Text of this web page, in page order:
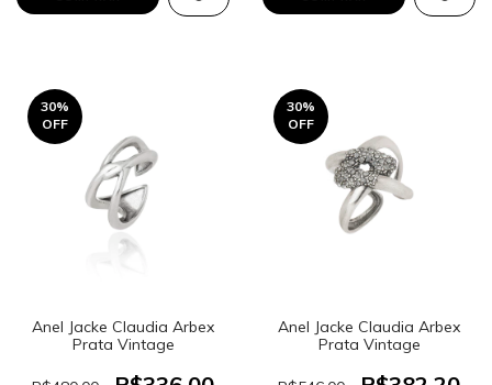
30%
OFF
Anel Jacke Claudia Arbex
Prata Vintage
30%
OFF
Anel Jacke Claudia Arbex
Prata Vintage